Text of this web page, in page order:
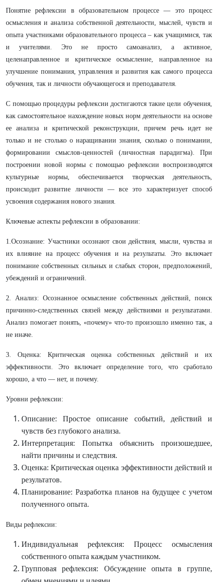
Понятие рефлексии в образовательном процессе — это процесс
осмысления и анализа собственной деятельности, мыслей, чувств и
опыта участниками образовательного процесса – как учащимися, так
и учителями. Это не просто самоанализ, а активное,
целенаправленное и критическое осмысление, направленное на
улучшение понимания, управления и развития как самого процесса
обучения, так и личности обучающегося и преподавателя.
С помощью процедуры рефлексии достигаются такие цели обучения,
как самостоятельное нахождение новых норм деятельности на основе
ее анализа и критической реконструкции, причем речь идет не
только и не столько о наращивании знания, сколько о понимании,
формировании смыслов-ценностей (личностная парадигма). При
построении новой нормы с помощью рефлексии воспроизводятся
культурные нормы, обеспечивается творческая деятельность,
происходит развитие личности — все это характеризует способ
усвоения содержания нового знания.
Ключевые аспекты рефлексии в образовании:
1.Осознание: Участники осознают свои действия, мысли, чувства и
их влияние на процесс обучения и на результаты. Это включает
понимание собственных сильных и слабых сторон, предположений,
убеждений и ограничений.
2. Анализ: Осознанное осмысление собственных действий, поиск
причинно-следственных связей между действиями и результатами.
Анализ помогает понять, «почему» что-то произошло именно так, а
не иначе.
3. Оценка: Критическая оценка собственных действий и их
эффективности. Это включает определение того, что сработало
хорошо, а что — нет, и почему.
Уровни рефлексии:
Описание: Простое описание событий, действий и
чувств без глубокого анализа.
Интерпретация: Попытка объяснить произошедшее,
найти причины и следствия.
Оценка: Критическая оценка эффективности действий и
результатов.
Планирование: Разработка планов на будущее с учетом
полученного опыта.
Виды рефлексии:
Индивидуальная рефлексия: Процесс осмысления
собственного опыта каждым участником.
Групповая рефлексия: Обсуждение опыта в группе,